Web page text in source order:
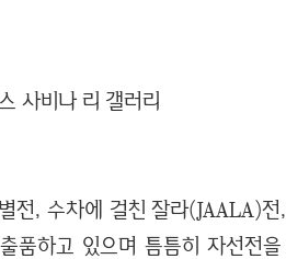
사비나 리 갤러리
전, 수차에 걸친 잘라(JAALA)
품하고 있으며 틈틈히 자선전